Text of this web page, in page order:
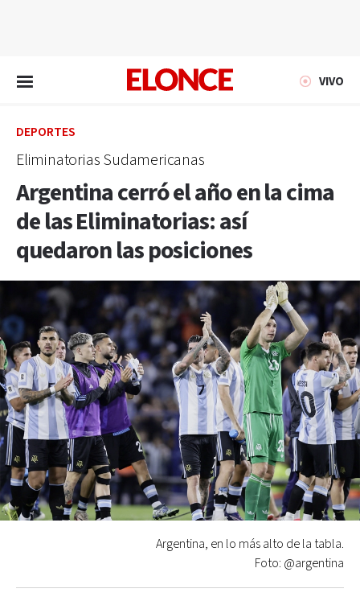
VIVO
DEPORTES
Eliminatorias Sudamericanas
Argentina cerró el año en la cima
de las Eliminatorias: así
quedaron las posiciones
Argentina, en lo más alto de la tabla.
Foto: @argentina